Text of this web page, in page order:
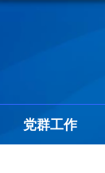
党群工作